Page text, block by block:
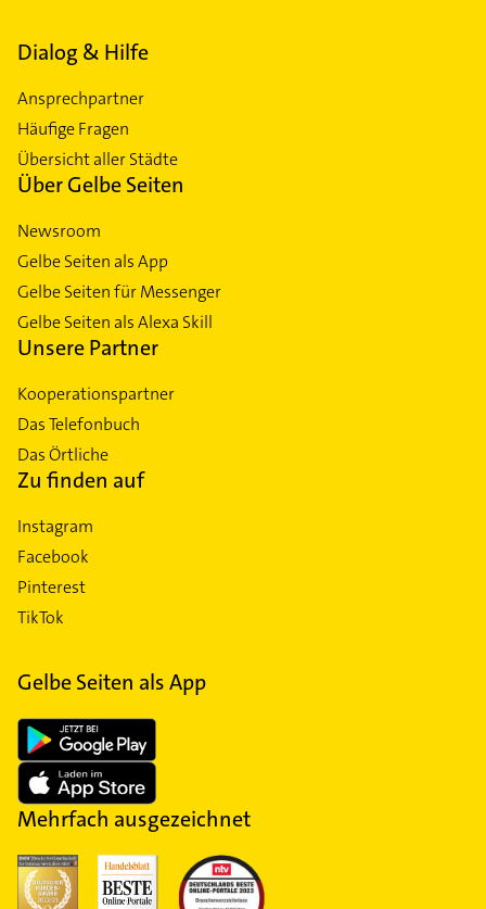
Dialog & Hilfe
Ansprechpartner
Häufige Fragen
Übersicht aller Städte
Über Gelbe Seiten
Newsroom
Gelbe Seiten als App
Gelbe Seiten für Messenger
Gelbe Seiten als Alexa Skill
Unsere Partner
Kooperationspartner
Das Telefonbuch
Das Örtliche
Zu finden auf
Instagram
Facebook
Pinterest
TikTok
Gelbe Seiten als App
Mehrfach ausgezeichnet